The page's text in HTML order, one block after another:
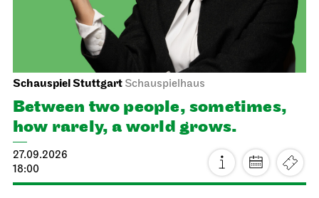
Schauspiel Stuttgart Schauspielhaus
Between two people, sometimes,
how rarely, a world grows.
27.09.2026
18:00